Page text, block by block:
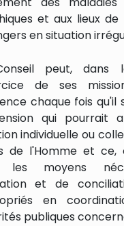
et aux lieux
en situation
peut, dans
de ses
chaque fois qu'il
qui pourrait
individuelle ou
de l'Homme et ce,
les moyens
et de
en
publiques